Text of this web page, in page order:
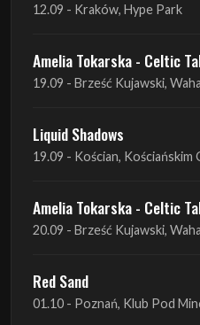
12.09 - Kraków, Hype Park
Amelia Tokarska - Celtic
19.09 - Brześć Kujawski,
Liquid Shadows
19.09 - Kościan,
Amelia Tokarska - Celtic
20.09 - Brześć Kujawski,
Red Sand
01.10 - Poznań, Klub Pod